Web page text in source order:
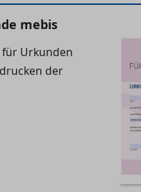
mebis
Urkunden
der